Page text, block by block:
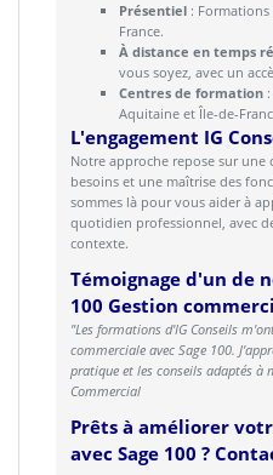
Présentiel :
France.
À distance en temps
vous soyez, avec un
Centres de formation
Aquitaine et Île-de-
L'engagement IG
Notre approche repose sur
besoins et une maîtrise des
sommes là pour vous aider à
quotidien professionnel, avec
contexte.
Témoignage d'un de
100 Gestion
"Les formations d'IG Conseils
commerciale avec Sage 100.
pratique et les conseils adaptés à
Commercial
Prêts à améliorer
avec Sage 100 ?